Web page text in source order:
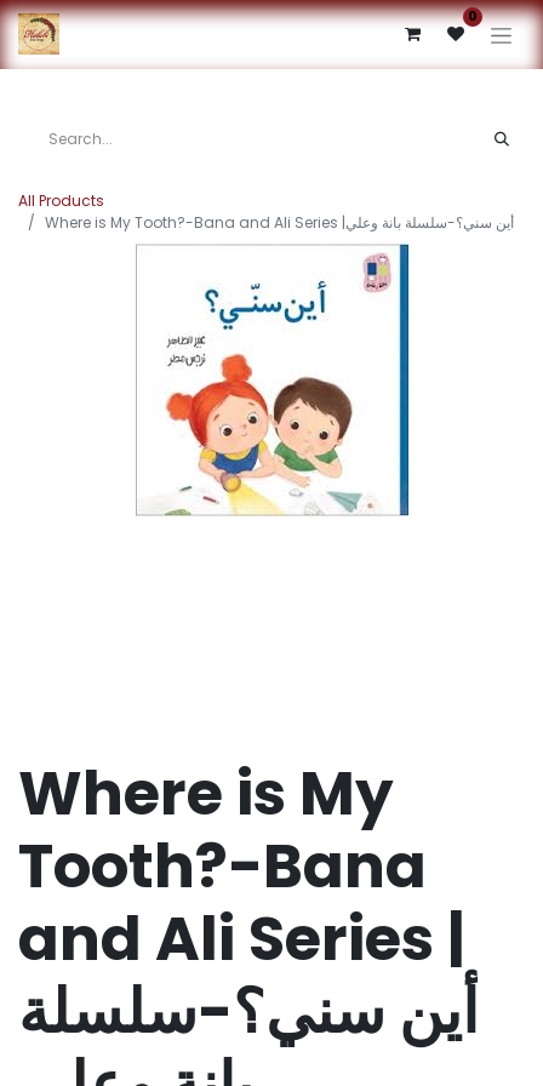
0
All Products
Where is My Tooth?-Bana and Ali Series |أين سني؟-سلسلة بانة وعلي
Where is My
Tooth?-Bana
and Ali Series |
أين سني؟-سلسلة